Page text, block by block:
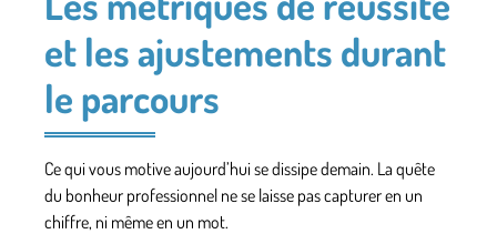
et les ajustements durant
le parcours
Ce qui vous motive aujourd’hui se dissipe demain. La quête
du bonheur professionnel ne se laisse pas capturer en un
chiffre, ni même en un mot.